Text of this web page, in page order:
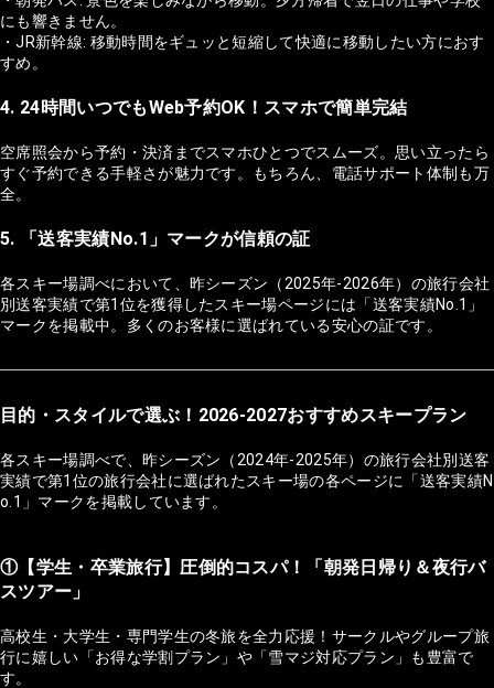
にも響きません。
・JR新幹線: 移動時間をギュッと短縮して快適に移動したい方におす
すめ。
4. 24時間いつでもWeb予約OK！スマホで簡単完結
空席照会から予約・決済までスマホひとつでスムーズ。思い立ったら
すぐ予約できる手軽さが魅力です。もちろん、電話サポート体制も万
全。
5. 「送客実績No.1」マークが信頼の証
各スキー場調べにおいて、昨シーズン（2025年-2026年）の旅行会社
別送客実績で第1位を獲得したスキー場ページには「送客実績No.1」
マークを掲載中。多くのお客様に選ばれている安心の証です。
目的・スタイルで選ぶ！2026-2027おすすめスキープラン
各スキー場調べで、昨シーズン（2024年-2025年）の旅行会社別送客
実績で第1位の旅行会社に選ばれたスキー場の各ページに「送客実績N
o.1」マークを掲載しています。
①【学生・卒業旅行】圧倒的コスパ！「朝発日帰り＆夜行バ
スツアー」
高校生・大学生・専門学生の冬旅を全力応援！サークルやグループ旅
行に嬉しい「お得な学割プラン」や「雪マジ対応プラン」も豊富で
す。